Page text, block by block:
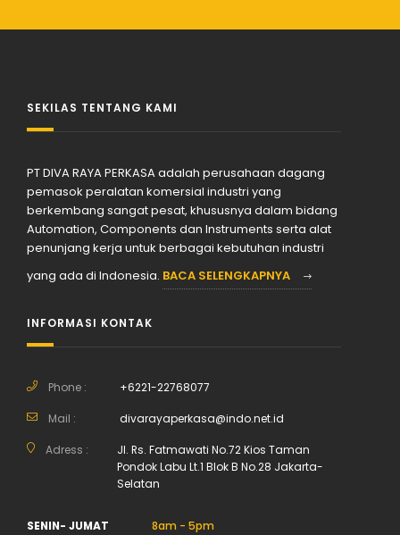
SEKILAS TENTANG KAMI
PT DIVA RAYA PERKASA adalah perusahaan dagang
pemasok peralatan komersial industri yang
berkembang sangat pesat, khususnya dalam bidang
Automation, Components dan Instruments serta alat
penunjang kerja untuk berbagai kebutuhan industri
yang ada di Indonesia. BACA SELENGKAPNYA
INFORMASI KONTAK
Phone : +6221-22768077
Mail : divarayaperkasa@indo.net.id
Adress :
Jl. Rs. Fatmawati No.72 Kios Taman
Pondok Labu Lt.1 Blok B No.28 Jakarta-
Selatan
SENIN- JUMAT
8am - 5pm